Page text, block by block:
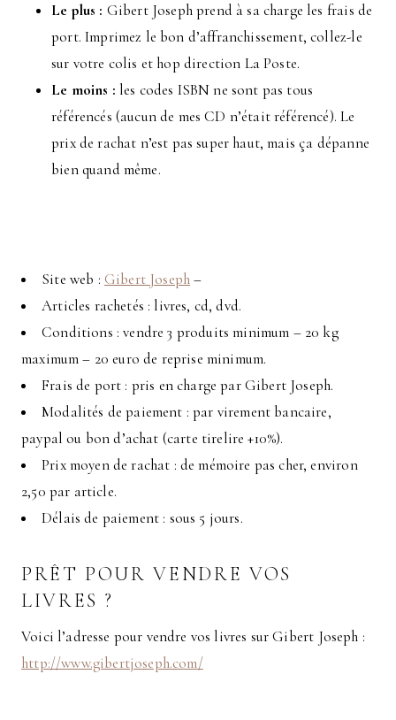
Le plus : Gibert Joseph prend à sa charge les frais de
port. Imprimez le bon d’affranchissement, collez-le
sur votre colis et hop direction La Poste.
Le moins : les codes ISBN ne sont pas tous
référencés (aucun de mes CD n’était référencé). Le
prix de rachat n’est pas super haut, mais ça dépanne
bien quand même.
Site web : Gibert Joseph–
Articles rachetés : livres, cd, dvd.
Conditions : vendre 3 produits minimum – 20 kg
maximum – 20 euro de reprise minimum.
Frais de port : pris en charge par Gibert Joseph.
Modalités de paiement : par virement bancaire,
paypal ou bon d’achat (carte tirelire +10%).
Prix moyen de rachat : de mémoire pas cher, environ
2,50 par article.
Délais de paiement : sous 5 jours.
PRÊT POUR VENDRE VOS
LIVRES ?
Voici l’adresse pour vendre vos livres sur Gibert Joseph :
http://www.gibertjoseph.com/